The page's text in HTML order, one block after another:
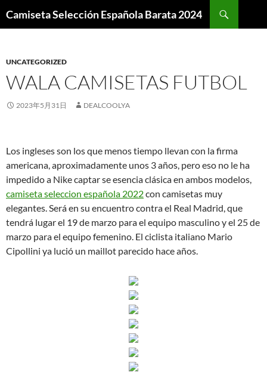
Camiseta Selección Española Barata 2024
UNCATEGORIZED
WALA CAMISETAS FUTBOL
2023年5月31日 DEALCOOLYA
Los ingleses son los que menos tiempo llevan con la firma
americana, aproximadamente unos 3 años, pero eso no le ha
impedido a Nike captar se esencia clásica en ambos modelos,
camiseta seleccion española 2022con camisetas muy
elegantes. Será en su encuentro contra el Real Madrid, que
tendrá lugar el 19 de marzo para el equipo masculino y el 25 de
marzo para el equipo femenino. El ciclista italiano Mario
Cipollini ya lució un maillot parecido hace años.